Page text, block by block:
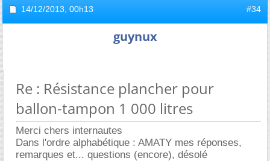
14/12/2013, 00h13 #34
guynux
Re : Résistance plancher pour
ballon-tampon 1 000 litres
Merci chers internautes
Dans l'ordre alphabétique : AMATY mes réponses,
remarques et... questions (encore), désolé